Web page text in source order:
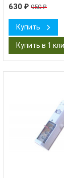
630 ₽ 950₽
Купить